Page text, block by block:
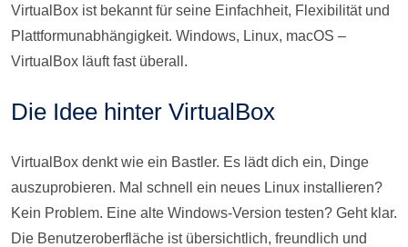
VirtualBox ist bekannt für seine Einfachheit, Flexibilität und
Plattformunabhängigkeit. Windows, Linux, macOS –
VirtualBox läuft fast überall.
Die Idee hinter VirtualBox
VirtualBox denkt wie ein Bastler. Es lädt dich ein, Dinge
auszuprobieren. Mal schnell ein neues Linux installieren?
Kein Problem. Eine alte Windows-Version testen? Geht klar.
Die Benutzeroberfläche ist übersichtlich, freundlich und